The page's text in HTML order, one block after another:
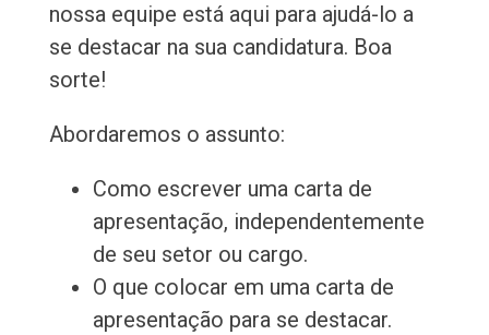
nossa equipe está aqui para ajudá-lo a
se destacar na sua candidatura. Boa
sorte!
Abordaremos o assunto:
Como escrever uma carta de
apresentação, independentemente
de seu setor ou cargo.
O que colocar em uma carta de
apresentação para se destacar.